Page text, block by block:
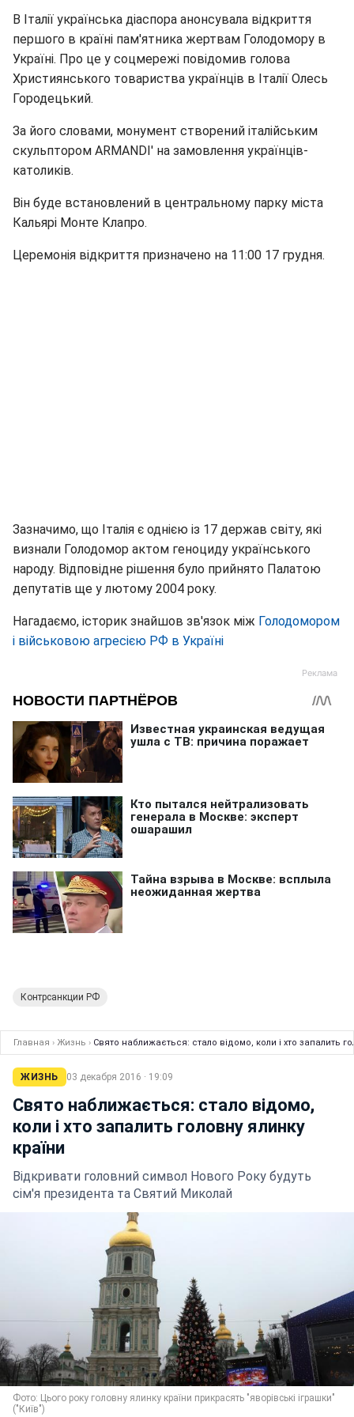
В Італії українська діаспора анонсувала відкриття
першого в країні пам'ятника жертвам Голодомору в
Україні. Про це у соцмережі повідомив голова
Християнського товариства українців в Італії Олесь
Городецький.
За його словами, монумент створений італійським
скульптором ARMANDI' на замовлення українців-
католиків.
Він буде встановлений в центральному парку міста
Кальярі Монте Клапро.
Церемонія відкриття призначено на 11:00 17 грудня.
Зазначимо, що Італія є однією із 17 держав світу, які
визнали Голодомор актом геноциду українського
народу. Відповідне рішення було прийнято Палатою
депутатів ще у лютому 2004 року.
Нагадаємо, історик знайшов зв'язок між Голодомором
і військовою агресією РФ в Україні
Контрсанкции РФ
Главная › Жизнь › Свято наближається: стало відомо, коли і хто запалить
ЖИЗНЬ 03 декабря 2016 · 19:09
Свято наближається: стало відомо,
коли і хто запалить головну ялинку
країни
Відкривати головний символ Нового Року будуть
сім'я президента та Святий Миколай
Фото: Цього року головну ялинку країни прикрасять "яворівські іграшки"
("Київ")